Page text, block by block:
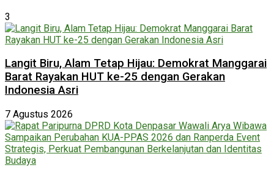
3
Langit Biru, Alam Tetap Hijau: Demokrat Manggarai
Barat Rayakan HUT ke-25 dengan Gerakan
Indonesia Asri
7 Agustus 2026